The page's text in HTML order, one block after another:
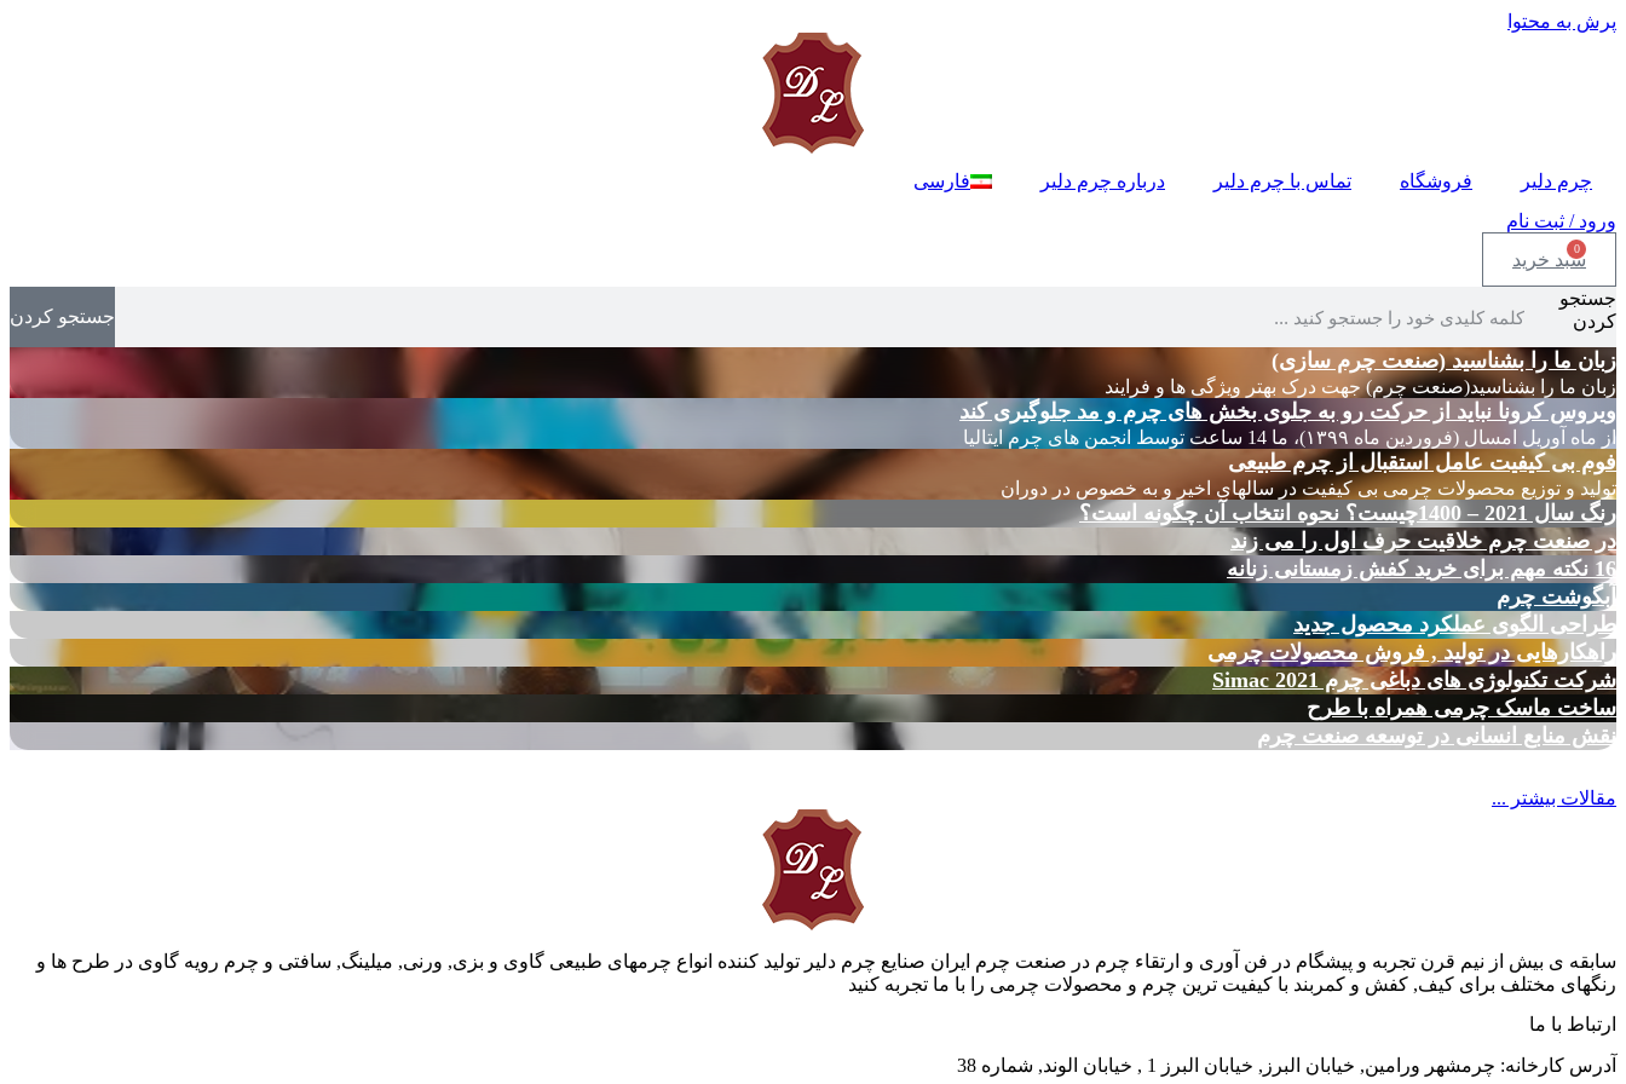
پرش به محتوا
چرم دلیر فروشگاه تماس با چرم دلیر درباره چرم دلیر
فارسی
ورود / ثبت نام
0
سبد خرید
جستجو
کردن
جستجو کردن
زبان ما را بشناسید (صنعت چرم سازی)
زبان ما را بشناسید(صنعت چرم) جهت درک بهتر ویژگی ها و فرایند
ویروس کرونا نباید از حرکت رو به جلوی بخش های چرم و مد جلوگیری کند
از ماه آوریل امسال (فروردین ماه ۱۳۹۹)، ما 14 ساعت توسط انجمن های چرم ایتالیا
فوم بی کیفیت عامل استقبال از چرم طبیعی
تولید و توزیع محصولات چرمی بی کیفیت در سالهای اخیر و به خصوص در دوران
رنگ سال 2021 – 1400چیست؟ نحوه انتخاب آن چگونه است؟
در صنعت چرم خلاقیت حرف اول را می زند
16 نکته مهم برای خرید کفش زمستانی زنانه
آبگوشت چرم
طراحی الگوی عملکرد محصول جدید
راهکارهایی در تولید , فروش محصولات چرمی
شرکت تکنولوژی های دباغی چرم Simac 2021
ساخت ماسک چرمی همراه با طرح
نقش منابع انسانی در توسعه صنعت چرم
مقالات بیشتر ...
سابقه ی بیش از نیم قرن تجربه و پیشگام در فن آوری و ارتقاء چرم در صنعت چرم ایران صنایع چرم دلیر تولید کننده انواع چرمهای طبیعی گاوی و بزی, ورنی, میلینگ, سافتی و چرم رویه گاوی در طرح ها و
رنگهای مختلف برای کیف, کفش و کمربند با کیفیت ترین چرم و محصولات چرمی را با ما تجربه کنید
ارتباط با ما
آدرس کارخانه: چرمشهر ورامین, خیابان البرز, خیابان البرز 1 , خیابان الوند, شماره 38